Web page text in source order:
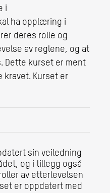
i
ha opplæring i
deres rolle og
av reglene, og at
Dette kurset er ment
kravet. Kurset er
sin veiledning
og i tillegg også
av etterlevelsen
er oppdatert med